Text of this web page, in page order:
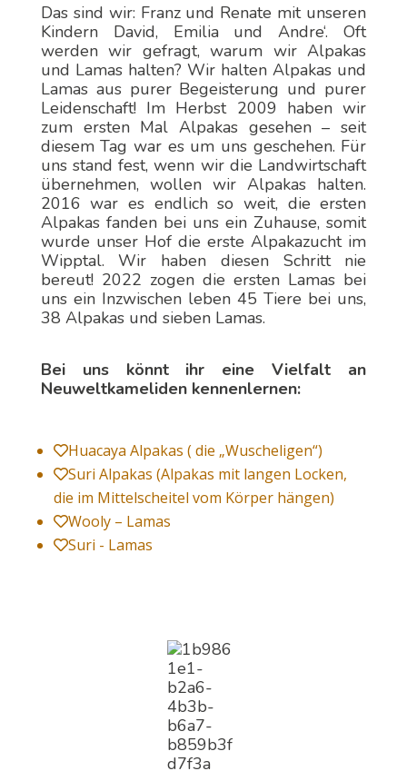
Das sind wir: Franz und Renate mit unseren
Kindern David, Emilia und Andre‘. Oft
werden wir gefragt, warum wir Alpakas
und Lamas halten? Wir halten Alpakas und
Lamas aus purer Begeisterung und purer
Leidenschaft! Im Herbst 2009 haben wir
zum ersten Mal Alpakas gesehen – seit
diesem Tag war es um uns geschehen. Für
uns stand fest, wenn wir die Landwirtschaft
übernehmen, wollen wir Alpakas halten.
2016 war es endlich so weit, die ersten
Alpakas fanden bei uns ein Zuhause, somit
wurde unser Hof die erste Alpakazucht im
Wipptal. Wir haben diesen Schritt nie
bereut! 2022 zogen die ersten Lamas bei
uns ein Inzwischen leben 45 Tiere bei uns,
38 Alpakas und sieben Lamas.
Bei uns könnt ihr eine Vielfalt an
Neuweltkameliden kennenlernen:
Huacaya Alpakas ( die „Wuscheligen“)
Suri Alpakas (Alpakas mit langen Locken,
die im Mittelscheitel vom Körper hängen)
Wooly – Lamas
Suri - Lamas